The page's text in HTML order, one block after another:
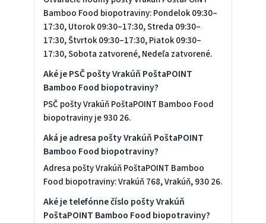
Bamboo Food biopotraviny: Pondelok 09:30–
17:30, Utorok 09:30–17:30, Streda 09:30–
17:30, Štvrtok 09:30–17:30, Piatok 09:30–
17:30, Sobota zatvorené, Nedeľa zatvorené.
Aké je PSČ pošty Vrakúň PoštaPOINT
Bamboo Food biopotraviny?
PSČ pošty Vrakúň PoštaPOINT Bamboo Food
biopotraviny je 930 26.
Aká je adresa pošty Vrakúň PoštaPOINT
Bamboo Food biopotraviny?
Adresa pošty Vrakúň PoštaPOINT Bamboo
Food biopotraviny: Vrakúň 768, Vrakúň, 930 26.
Aké je telefónne číslo pošty Vrakúň
PoštaPOINT Bamboo Food biopotraviny?